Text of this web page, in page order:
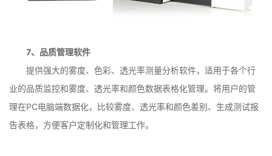
7、品质管理软件
提供强大的雾度、色彩、透光率测量分析软件，适用于各个行
业的品质监控和雾度、透光率和颜色数据表格化管理。将用户的管
理在PC电脑端数据化，比较雾度、透光率和颜色差别、生成测试报
告表格，方便客户定制化和管理工作。